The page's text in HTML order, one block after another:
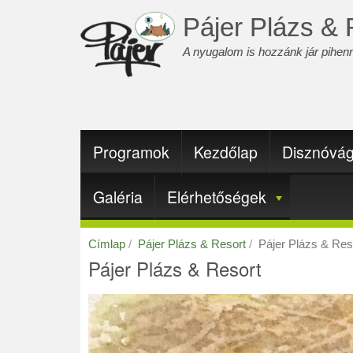
Pájer Plázs &
A nyugalom is hozzánk jár
Fő
navigáció
Programok Kezdőlap
Galéria Elérhetőségek
Címlap Pájer Plázs & Resort Pájer Plázs &
Pájer Plázs & Resort